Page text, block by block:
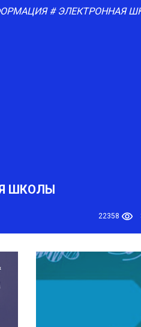
# ЭЛЕКТРОННАЯ
ШКОЛЫ
22358